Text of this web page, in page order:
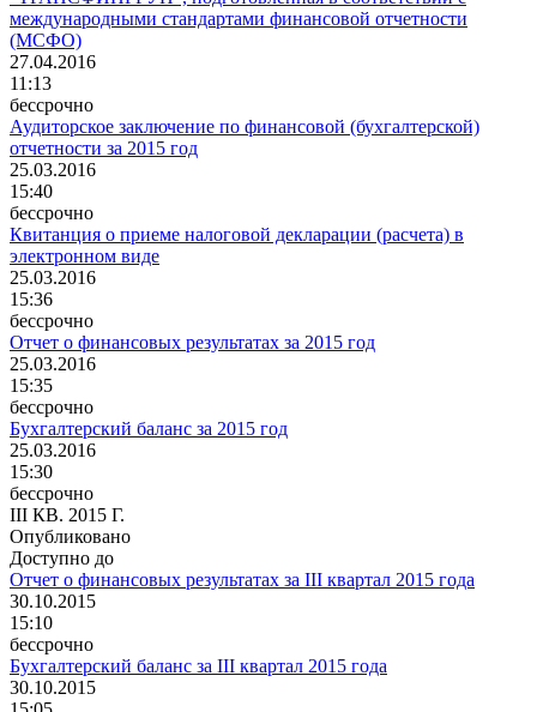
международными стандартами финансовой отчетности
(МСФО)
27.04.2016
11:13
бессрочно
Аудиторское заключение по финансовой (бухгалтерской)
отчетности за 2015 год
25.03.2016
15:40
бессрочно
Квитанция о приеме налоговой декларации (расчета) в
электронном виде
25.03.2016
15:36
бессрочно
Отчет о финансовых результатах за 2015 год
25.03.2016
15:35
бессрочно
Бухгалтерский баланс за 2015 год
25.03.2016
15:30
бессрочно
III КВ. 2015 Г.
Опубликовано
Доступно до
Отчет о финансовых результатах за III квартал 2015 года
30.10.2015
15:10
бессрочно
Бухгалтерский баланс за III квартал 2015 года
30.10.2015